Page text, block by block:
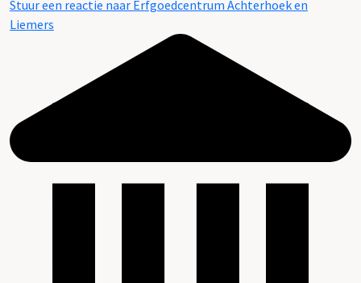
Stuur een reactie naar Erfgoedcentrum Achterhoek en
Liemers